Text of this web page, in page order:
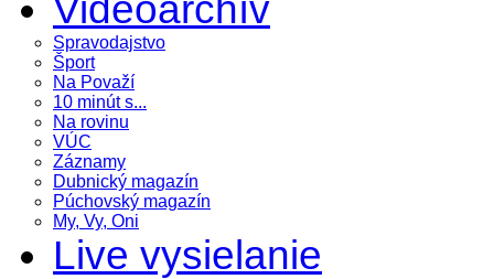
Spravodajstvo
Šport
Na Považí
10 minút s...
Na rovinu
VÚC
Záznamy
Dubnický magazín
Púchovský magazín
My, Vy, Oni
Live vysielanie